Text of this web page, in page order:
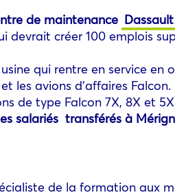
de maintenance
devrait créer 100 emplois
qui rentre en service
les avions d’affaires Falcon.
de type Falcon 7X, 8X et
salariés transférés à
de la formation aux